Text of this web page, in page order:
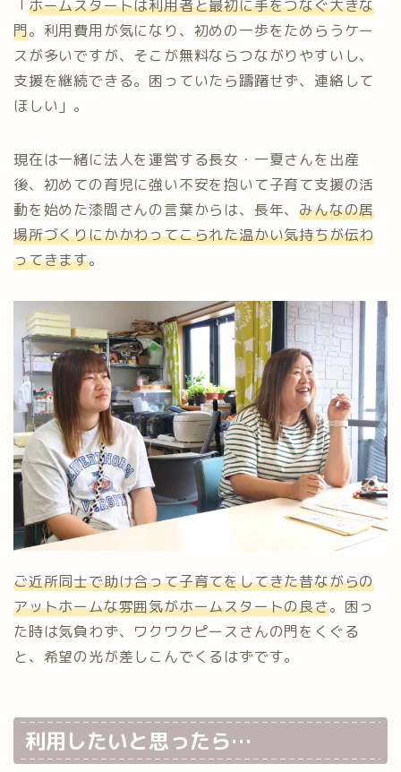
「ホームスタートは利用者と最初に手をつなぐ大きな
門。利用費用が気になり、初めの一歩をためらうケー
スが多いですが、そこが無料ならつながりやすいし、
支援を継続できる。困っていたら躊躇せず、連絡して
ほしい」。
現在は一緒に法人を運営する長女・一夏さんを出産
後、初めての育児に強い不安を抱いて子育て支援の活
動を始めた漆間さんの言葉からは、長年、みんなの居
場所づくりにかかわってこられた温かい気持ちが伝わ
ってきます。
ご近所同士で助け合って子育てをしてきた昔ながらの
アットホームな雰囲気がホームスタートの良さ。困っ
た時は気負わず、ワクワクピースさんの門をくぐる
と、希望の光が差しこんでくるはずです。
利用したいと思ったら…